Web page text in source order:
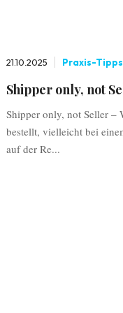
21.10.2025 Praxis-Tipps
Shipper only, not
Shipper only, not Seller –
bestellt, vielleicht bei
auf der Re...